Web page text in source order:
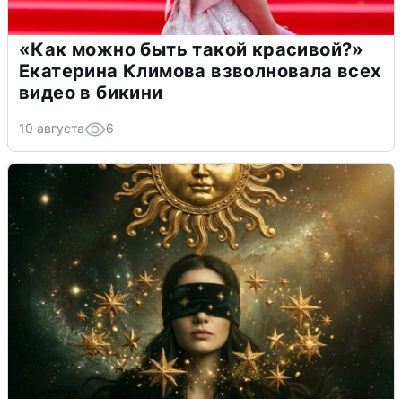
«Как можно быть такой красивой?»
Екатерина Климова взволновала всех
видео в бикини
10 августа 6